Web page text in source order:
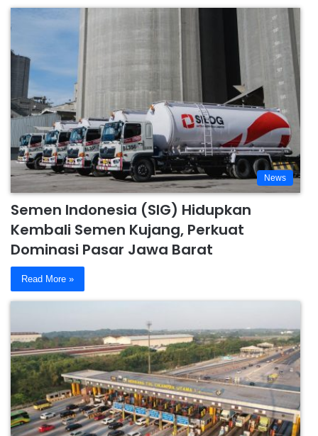
News
Semen Indonesia (SIG) Hidupkan
Kembali Semen Kujang, Perkuat
Dominasi Pasar Jawa Barat
Read More »